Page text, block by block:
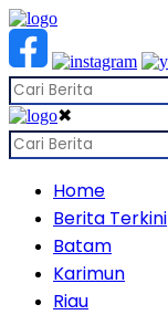
✖
Home
Berita Terkini
Batam
Karimun
Riau